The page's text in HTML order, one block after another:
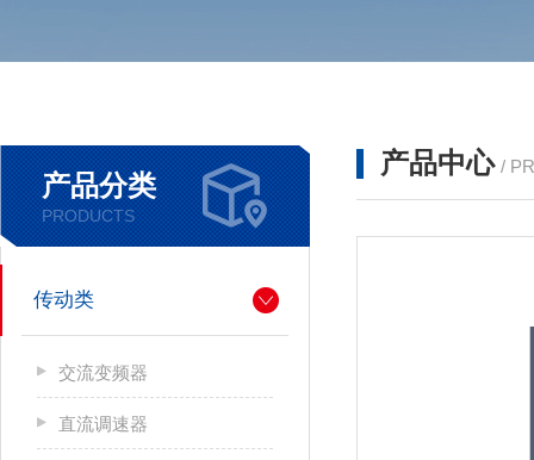
产品分类
PRODUCTS
传动类
交流变频器
直流调速器
产品中心 /